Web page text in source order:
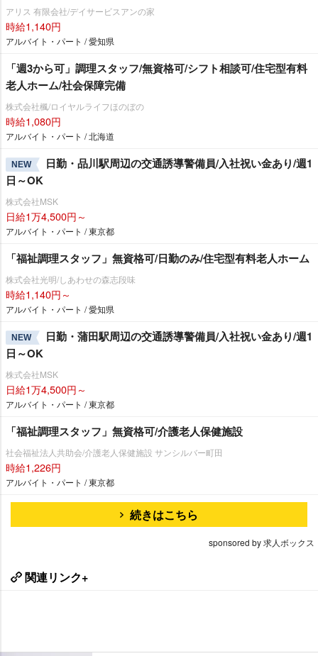
アリス 有限会社/デイサービスアンの家
時給1,140円
アルバイト・パート / 愛知県
「週3から可」調理スタッフ/無資格可/シフト相談可/住宅型有料
老人ホーム/社会保障完備
株式会社楓/ロイヤルライフほのぼの
時給1,080円
アルバイト・パート / 北海道
NEW
日勤・品川駅周辺の交通誘導警備員/入社祝い金あり/週1
日～OK
株式会社MSK
日給1万4,500円～
アルバイト・パート / 東京都
「福祉調理スタッフ」無資格可/日勤のみ/住宅型有料老人ホーム
株式会社光明/しあわせの森志段味
時給1,140円～
アルバイト・パート / 愛知県
NEW
日勤・蒲田駅周辺の交通誘導警備員/入社祝い金あり/週1
日～OK
株式会社MSK
日給1万4,500円～
アルバイト・パート / 東京都
「福祉調理スタッフ」無資格可/介護老人保健施設
社会福祉法人共助会/介護老人保健施設 サンシルバー町田
時給1,226円
アルバイト・パート / 東京都
続きはこちら
sponsored by 求人ボックス
関連リンク+